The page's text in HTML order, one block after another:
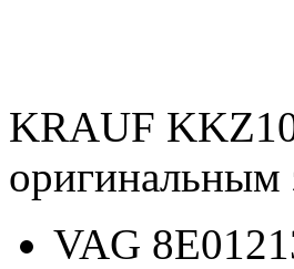
KRAUF
оригинальным
VAG